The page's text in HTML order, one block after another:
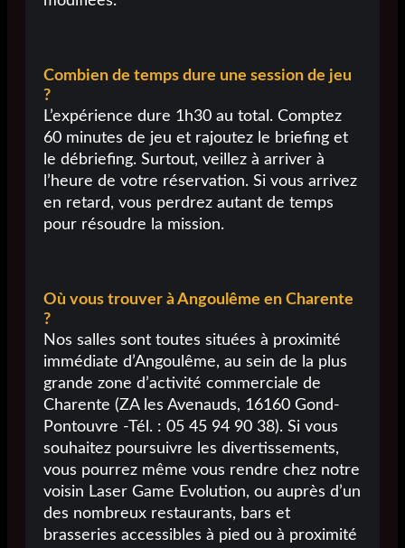
Combien de temps dure une session de jeu
?
L’expérience dure 1h30 au total. Comptez
60 minutes de jeu et rajoutez le briefing et
le débriefing. Surtout, veillez à arriver à
l’heure de votre réservation. Si vous arrivez
en retard, vous perdrez autant de temps
pour résoudre la mission.
Où vous trouver à Angoulême en Charente
?
Nos salles sont toutes situées à proximité
immédiate d’Angoulême, au sein de la plus
grande zone d’activité commerciale de
Charente (ZA les Avenauds, 16160 Gond-
Pontouvre -Tél. : 05 45 94 90 38). Si vous
souhaitez poursuivre les divertissements,
vous pourrez même vous rendre chez notre
voisin Laser Game Evolution, ou auprès d’un
des nombreux restaurants, bars et
brasseries accessibles à pied ou à proximité